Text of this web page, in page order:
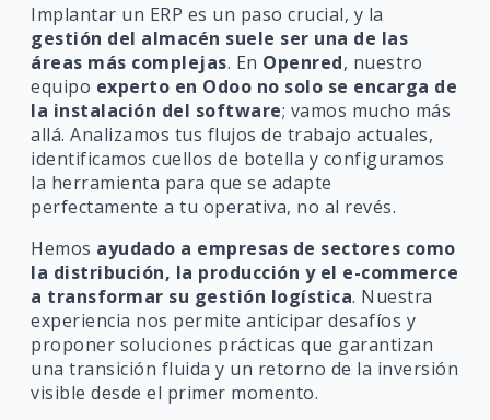
Implantar un ERP es un paso crucial, y la
gestión del almacén suele ser una de las
áreas más complejas. En Openred, nuestro
equipo experto en Odoo no solo se encarga de
la instalación del software; vamos mucho más
allá. Analizamos tus flujos de trabajo actuales,
identificamos cuellos de botella y configuramos
la herramienta para que se adapte
perfectamente a tu operativa, no al revés.
Hemos ayudado a empresas de sectores como
la distribución, la producción y el e-commerce
a transformar su gestión logística. Nuestra
experiencia nos permite anticipar desafíos y
proponer soluciones prácticas que garantizan
una transición fluida y un retorno de la inversión
visible desde el primer momento.